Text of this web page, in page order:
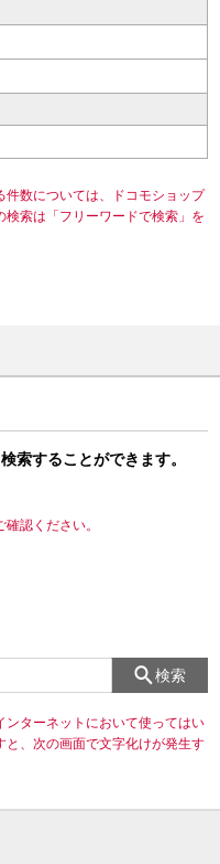
件数については、ドコモショップ
索は「フリーワードで検索」を
索することができます。
認ください。
検索
ンターネットにおいて使ってはい
と、次の画面で文字化けが発生す